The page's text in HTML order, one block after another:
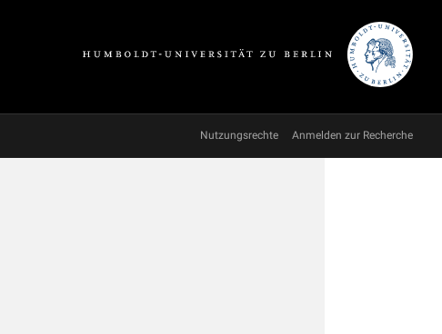
Nutzungsrechte Anmelden zur Recherche